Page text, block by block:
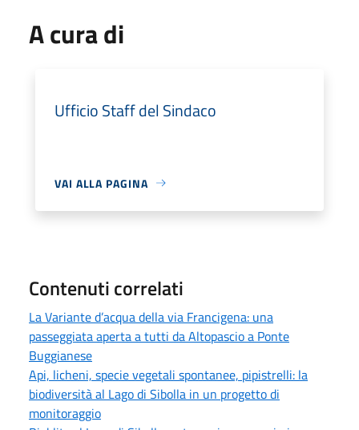
A cura di
Ufficio Staff del Sindaco
VAI ALLA PAGINA
Contenuti correlati
La Variante d’acqua della via Francigena: una
passeggiata aperta a tutti da Altopascio a Ponte
Buggianese
Api, licheni, specie vegetali spontanee, pipistrelli: la
biodiversità al Lago di Sibolla in un progetto di
monitoraggio